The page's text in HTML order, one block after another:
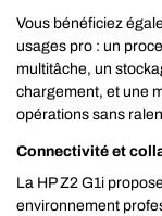
Vous bénéficiez
usages pro : un
multitâche, un
chargement, et une
opérations sans
Connectivité et
La HP Z2 G1i
environnement